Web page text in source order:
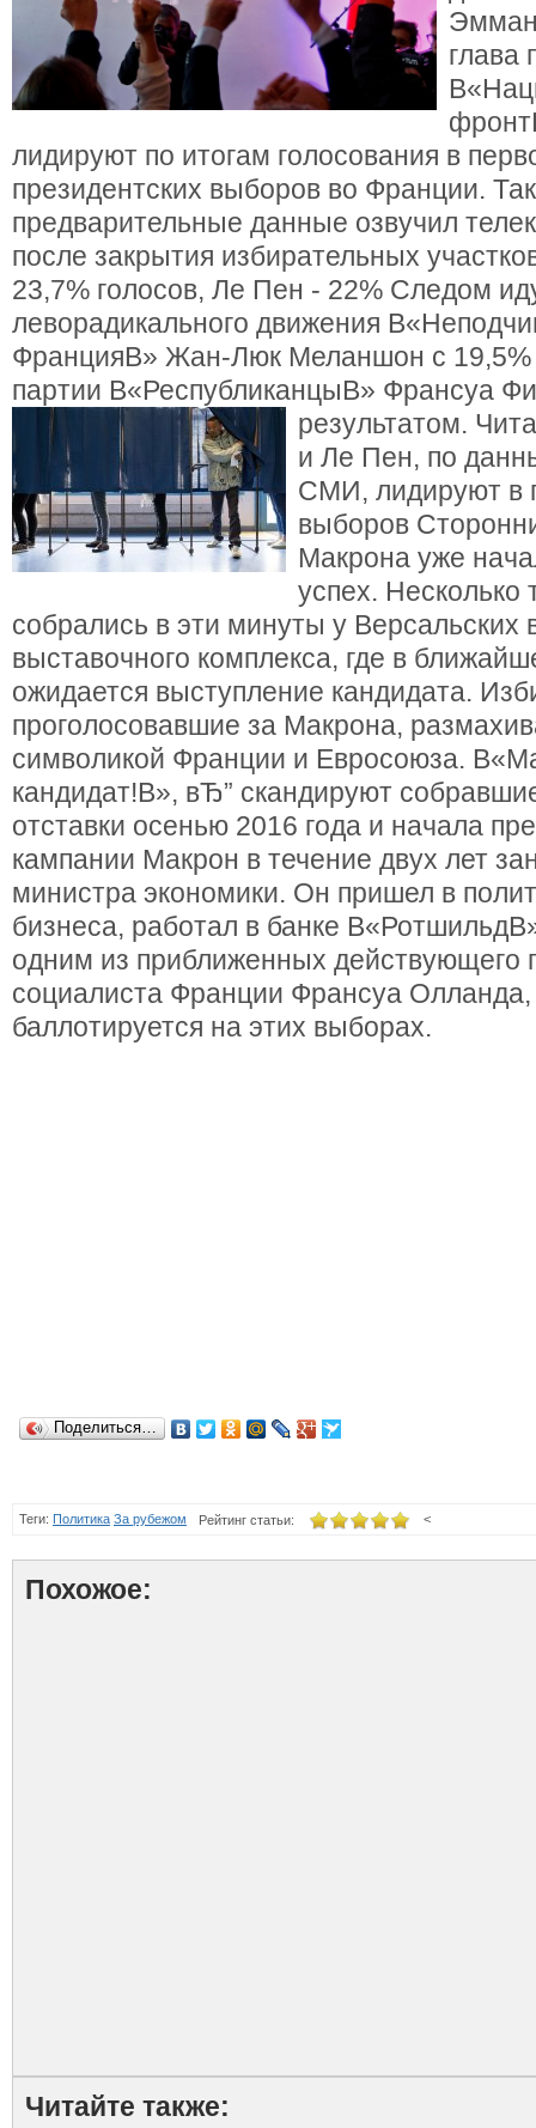
глава
лидируют по итогам голосования в
президентских выборов во Франции.
предварительные данные озвучил
после закрытия избирательных
23,7% голосов, Ле Пен - 22% Следом
леворадикального движения
ФранцияВ» Жан-Люк Меланшон с 19,5%
партии В«РеспубликанцыВ» Франсуа
результатом.
и Ле Пен, по
СМИ, лидируют в
выборов
Макрона уже
успех. Несколько
собрались в эти минуты у Версальских
выставочного комплекса, где в
ожидается выступление кандидата.
проголосовавшие за Макрона,
символикой Франции и Евросоюза.
кандидат!В», вЂ” скандируют
отставки осенью 2016 года и начала
кампании Макрон в течение двух лет
министра экономики. Он пришел в
бизнеса, работал в банке
одним из приближенных действующего
социалиста Франции Франсуа
баллотируется на этих выборах.
Поделиться…
Теги: Политика За рубежом <
Рейтинг статьи:
Похожое:
Читайте также: